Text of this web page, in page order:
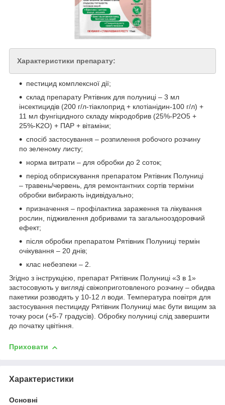
Характеристики препарату:
пестицид комплексної дії;
склад препарату Рятівник для полуниці – 3 мл
інсектицидів (200 г/л-тіаклоприд + клотіанідин-100 г/л) +
11 мл фунгіцидного складу мікродобрив (25%-P2O5 +
25%-K2O) + ПАР + вітаміни;
спосіб застосування – розпилення робочого розчину
по зеленому листу;
норма витрати – для обробки до 2 соток;
період обприскування препаратом Рятівник Полуниці
– травень/червень, для ремонтантних сортів терміни
обробки вибирають індивідуально;
призначення – профілактика зараження та лікування
рослин, підживлення добривами та загальнооздоровчий
ефект;
після обробки препаратом Рятівник Полуниці термін
очікування – 20 днів;
клас небезпеки – 2.
Згідно з інструкцією, препарат Рятівник Полуниці «3 в 1»
застосовують у вигляді свіжоприготовленого розчину – обидва
пакетики розводять у 10-12 л води. Температура повітря для
застосування пестициду Рятівник Полуниці має бути вищим за
точку роси (+5-7 градусів). Обробку полуниці слід завершити
до початку цвітіння.
Приховати
Характеристики
Основні